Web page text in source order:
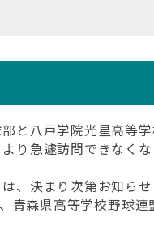
と八戸学院光星高等
り急遽訪問できなく
、決まり次第お知らせ
青森県高等学校野球連